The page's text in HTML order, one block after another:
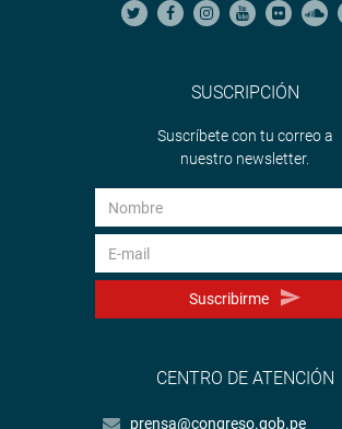
SUSCRIPCIÓN
Suscríbete con tu correo a
nuestro newsletter.
Suscribirme
CENTRO DE ATENCIÓN
prensa@congreso.gob.pe